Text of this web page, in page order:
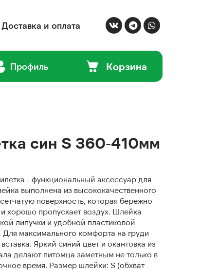
Доставка и оплата
Профиль Корзина
син S 360-410мм
- функциональный аксессуар для
выполнена из высококачественного
поверхность, которая бережно
и хорошо пропускает воздух. Шлейка
липучки и удобной пластиковой
максимального комфорта на груди
Яркий синий цвет и окантовка из
делают питомца заметным не только в
время. Размер шлейки: S (обхват